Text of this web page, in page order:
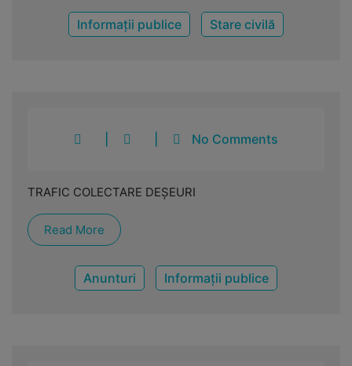
Informații publice Stare civilă
No Comments
TRAFIC COLECTARE DEȘEURI
Read More
Anunturi Informații publice